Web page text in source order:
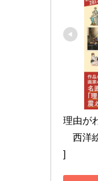
理由が
西洋
]